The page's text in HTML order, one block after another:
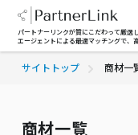
パートナーリンクが質にこだわって厳選
エージェントによる最適マッチングで、
サイトトップ 商材一
商材一覧